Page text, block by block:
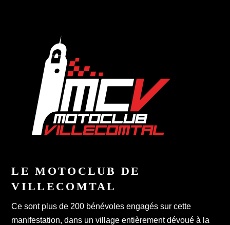
LE MOTOCLUB DE
VILLECOMTAL
Ce sont plus de 200 bénévoles engagés sur cette
manifestation, dans un village entièrement dévoué à la